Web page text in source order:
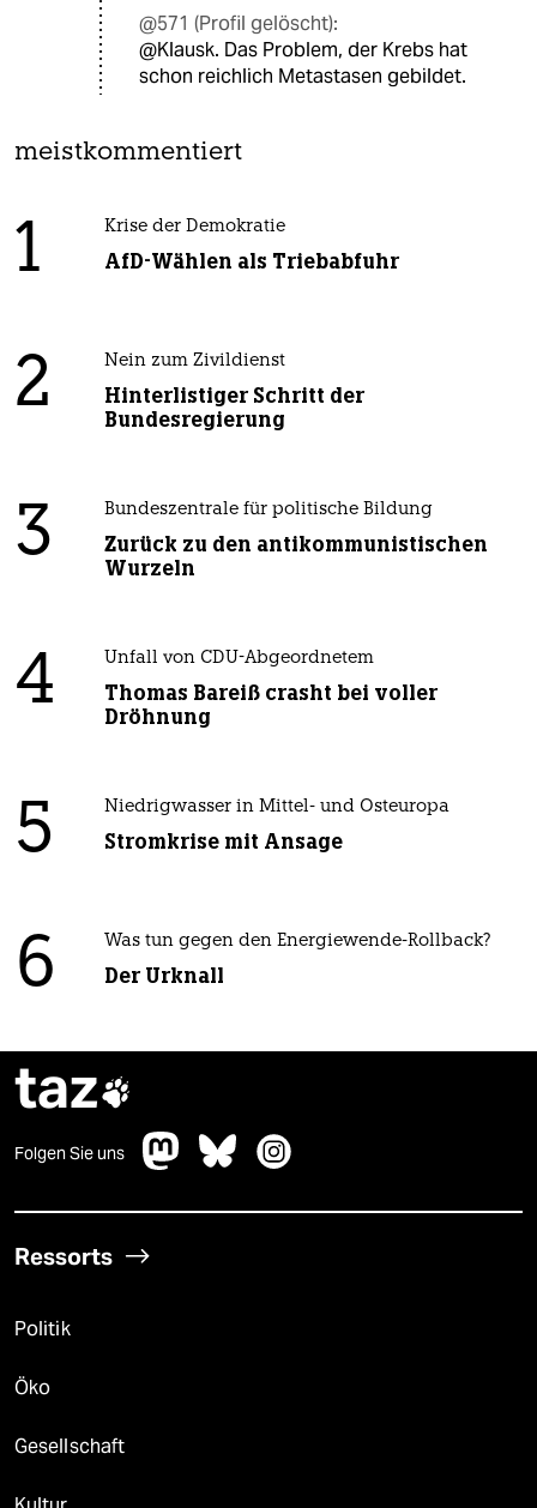
@571 (Profil gelöscht):
@Klausk. Das Problem, der Krebs hat
schon reichlich Metastasen gebildet.
meistkommentiert
1 Krise der Demokratie
AfD-Wählen als Triebabfuhr
2 Nein zum Zivildienst
Hinterlistiger Schritt der
Bundesregierung
3 Bundeszentrale für politische Bildung
Zurück zu den antikommunistischen
Wurzeln
4 Unfall von CDU-Abgeordnetem
Thomas Bareiß crasht bei voller
Dröhnung
5 Niedrigwasser in Mittel- und Osteuropa
Stromkrise mit Ansage
6 Was tun gegen den Energiewende-Rollback?
Der Urknall
taz
Folgen Sie uns
Ressorts
Politik
Öko
Gesellschaft